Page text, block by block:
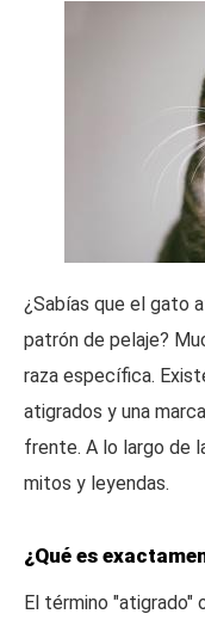
¿Sabías que el gato
patrón de pelaje?
raza específica.
atigrados y una
frente. A lo largo de
mitos y leyendas.
¿Qué es
El término "atigrado"